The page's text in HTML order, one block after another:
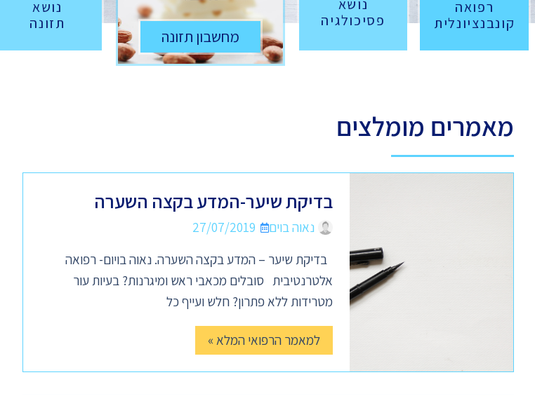
רפואה
קונבנציונלית
נושא
פסיכולגיה
מחשבון תזונה
נושא
תזונה
מאמרים מומלצים
בדיקת שיער-המדע בקצה השערה
נאוה בוים
27/07/2019
בדיקת שיער – המדע בקצה השערה. נאוה בויום- רפואה
אלטרנטיבית סובלים מכאבי ראש ומיגרנות? בעיות עור
מטרידות ללא פתרון? חלש ועייף כל
למאמר הרפואי המלא »